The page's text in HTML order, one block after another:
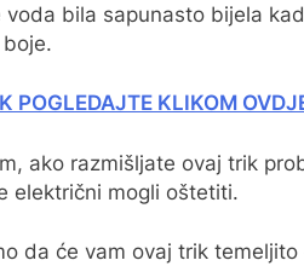
voda bila sapunasto bijela
POGLEDAJTE KLIKOM
ako razmišljate ovaj trik
električni mogli oštetiti.
da će vam ovaj trik